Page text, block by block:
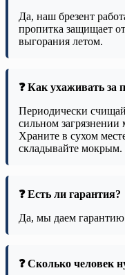
Да, наш брезент
пропитка защищает
выгорания летом.
❓ Как ухаживать за
Периодически
сильном
Храните в сухом
складывайте мокрым.
❓ Есть ли гарантия?
Да, мы даем
❓ Сколько человек